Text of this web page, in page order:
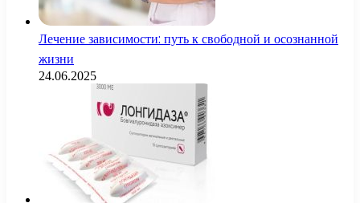
Лечение зависимости: путь к свободной и осознанной
жизни
24.06.2025